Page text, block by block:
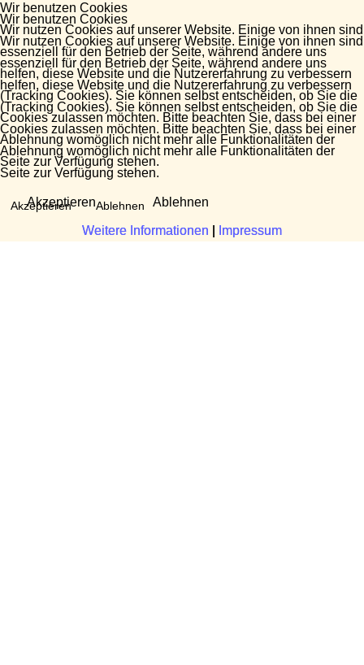
Wir benutzen Cookies
Wir nutzen Cookies auf unserer Website. Einige von ihnen sind
essenziell für den Betrieb der Seite, während andere uns
helfen, diese Website und die Nutzererfahrung zu verbessern
(Tracking Cookies). Sie können selbst entscheiden, ob Sie die
Cookies zulassen möchten. Bitte beachten Sie, dass bei einer
Ablehnung womöglich nicht mehr alle Funktionalitäten der
Seite zur Verfügung stehen.
Akzeptieren Ablehnen
Weitere Informationen Impressum
Wir benutzen Cookies
Wir nutzen Cookies auf unserer Website. Einige von ihnen sind
essenziell für den Betrieb der Seite, während andere uns
helfen, diese Website und die Nutzererfahrung zu verbessern
(Tracking Cookies). Sie können selbst entscheiden, ob Sie die
Cookies zulassen möchten. Bitte beachten Sie, dass bei einer
Ablehnung womöglich nicht mehr alle Funktionalitäten der
Seite zur Verfügung stehen.
Akzeptieren Ablehnen
Weitere Informationen Impressum